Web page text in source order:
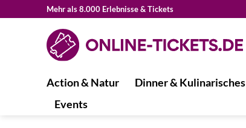
Mehr als 8.000 Erlebnisse & Tickets
Action & Natur Dinner & Kulinarisches
Events